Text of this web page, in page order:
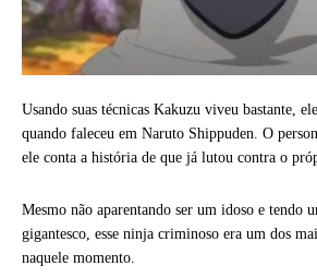
Usando suas técnicas Kakuzu viveu bastante,
quando faleceu em Naruto Shippuden. O
ele conta a história de que já lutou contra o
Mesmo não aparentando ser um idoso e tendo
gigantesco, esse ninja criminoso era um dos
naquele momento.